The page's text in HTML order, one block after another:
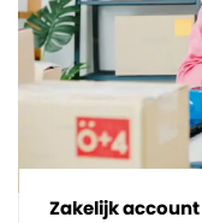
Zakelijk